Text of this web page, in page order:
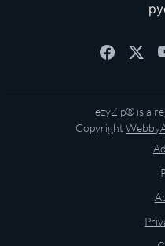
ezyZip® is a
Copyright